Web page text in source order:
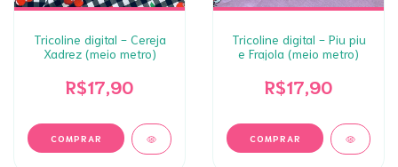
Tricoline digital - Cereja
Xadrez (meio metro)
R$17,90
Tricoline digital - Piu piu
e Frajola (meio metro)
R$17,90